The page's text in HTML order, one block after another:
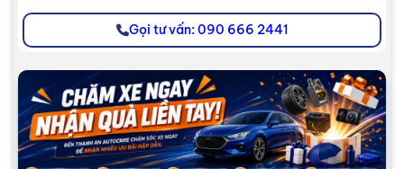
Gọi tư vấn: 090 666 2441